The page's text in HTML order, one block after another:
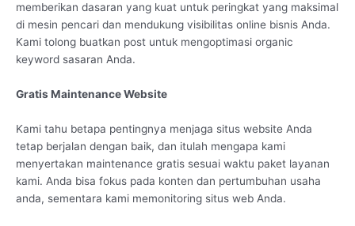
memberikan dasaran yang kuat untuk peringkat yang maksimal
di mesin pencari dan mendukung visibilitas online bisnis Anda.
Kami tolong buatkan post untuk mengoptimasi organic
keyword sasaran Anda.
Gratis Maintenance Website
Kami tahu betapa pentingnya menjaga situs website Anda
tetap berjalan dengan baik, dan itulah mengapa kami
menyertakan maintenance gratis sesuai waktu paket layanan
kami. Anda bisa fokus pada konten dan pertumbuhan usaha
anda, sementara kami memonitoring situs web Anda.